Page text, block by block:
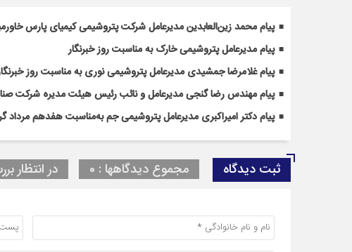
پیام محمد زین‌العابدین مدیرعامل شرکت پتروشیمی کیمیای پارس
پیام مدیرعامل پتروشیمی خارک به مناسبت روز خبرنگار
پیام غلامرضا جمشیدی مدیرعامل پتروشیمی نوری به مناسبت روز
پیام مهندس رضا گنجی مدیرعامل و نائب رئیس هیئت مدیره شرکت
پیام دکتر امیراکبری مدیرعامل پتروشیمی جم به‌مناسبت هفدهم مرداد
ثبت دیدگاه مجموع دیدگاهها : 0 در انتظار